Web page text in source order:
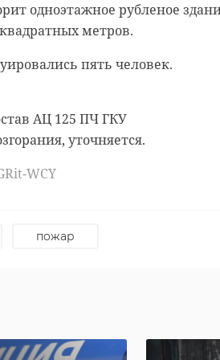
одноэтажное рубленое
метров.
пять человек.
АЦ 125 ПЧ ГКУ
уточняется.
WCY
пожар